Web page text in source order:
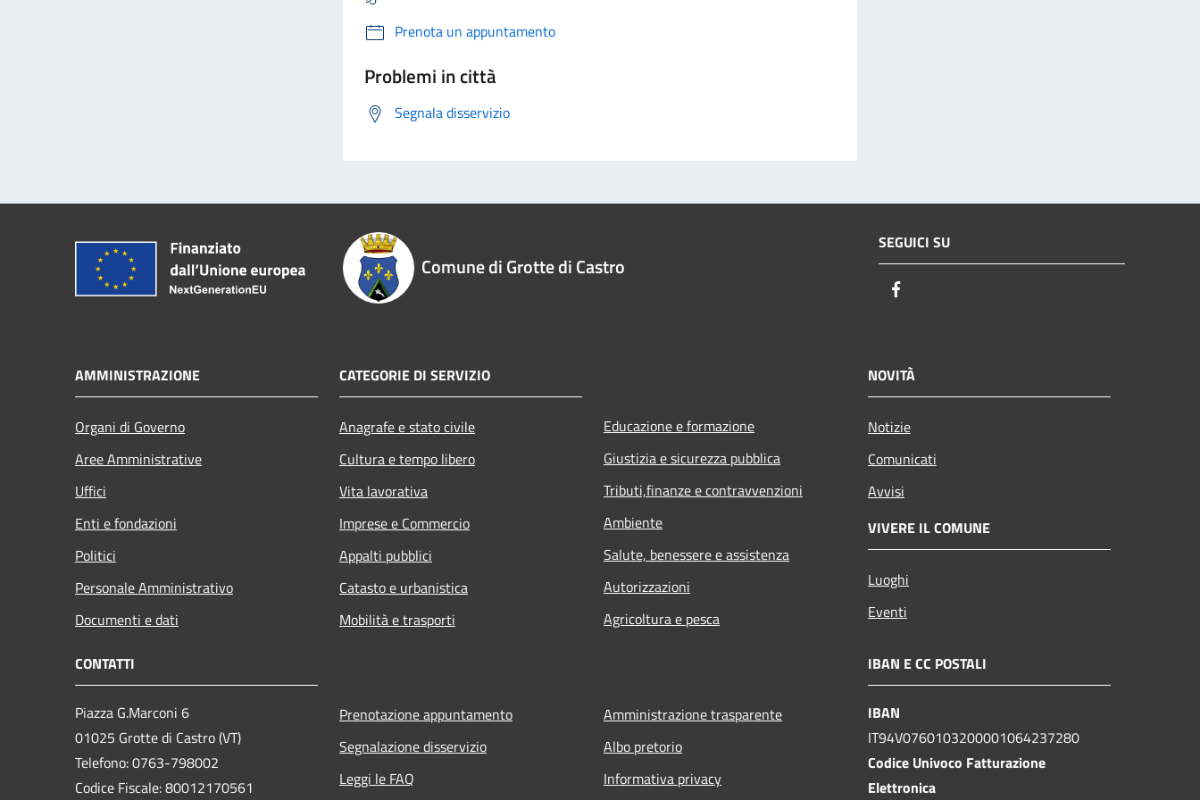
Prenota un appuntamento
Problemi in città
Segnala disservizio
Comune di Grotte di Castro
SEGUICI SU
AMMINISTRAZIONE
Organi di Governo
Aree Amministrative
Uffici
Enti e fondazioni
Politici
Personale Amministrativo
Documenti e dati
CATEGORIE DI SERVIZIO
Anagrafe e stato civile
Cultura e tempo libero
Vita lavorativa
Imprese e Commercio
Appalti pubblici
Catasto e urbanistica
Mobilità e trasporti
Educazione e formazione
Giustizia e sicurezza pubblica
Tributi,finanze e contravvenzioni
Ambiente
Salute, benessere e assistenza
Autorizzazioni
Agricoltura e pesca
NOVITÀ
Notizie
Comunicati
Avvisi
VIVERE IL COMUNE
Luoghi
Eventi
CONTATTI
Piazza G.Marconi 6
01025 Grotte di Castro (VT)
Telefono: 0763-798002
Codice Fiscale: 80012170561
Prenotazione appuntamento
Segnalazione disservizio
Leggi le FAQ
Amministrazione trasparente
Albo pretorio
Informativa privacy
IBAN E CC POSTALI
IBAN
IT94V0760103200001064237280
Codice Univoco Fatturazione
Elettronica